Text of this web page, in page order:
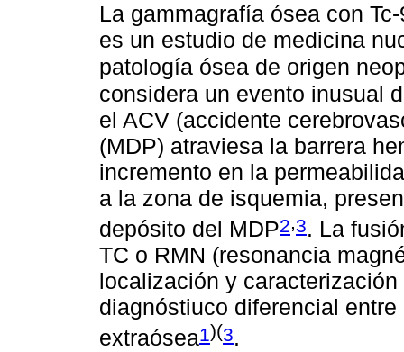
La gammagrafía ósea con
es un estudio de medicina
patología ósea de origen
considera un evento inusual
el ACV (accidente
(MDP) atraviesa la barrera
incremento en la
a la zona de isquemia,
depósito del MDP2,3. La
TC o RMN (resonancia
localización y
diagnóstiuco diferencial
extraósea1)(3.